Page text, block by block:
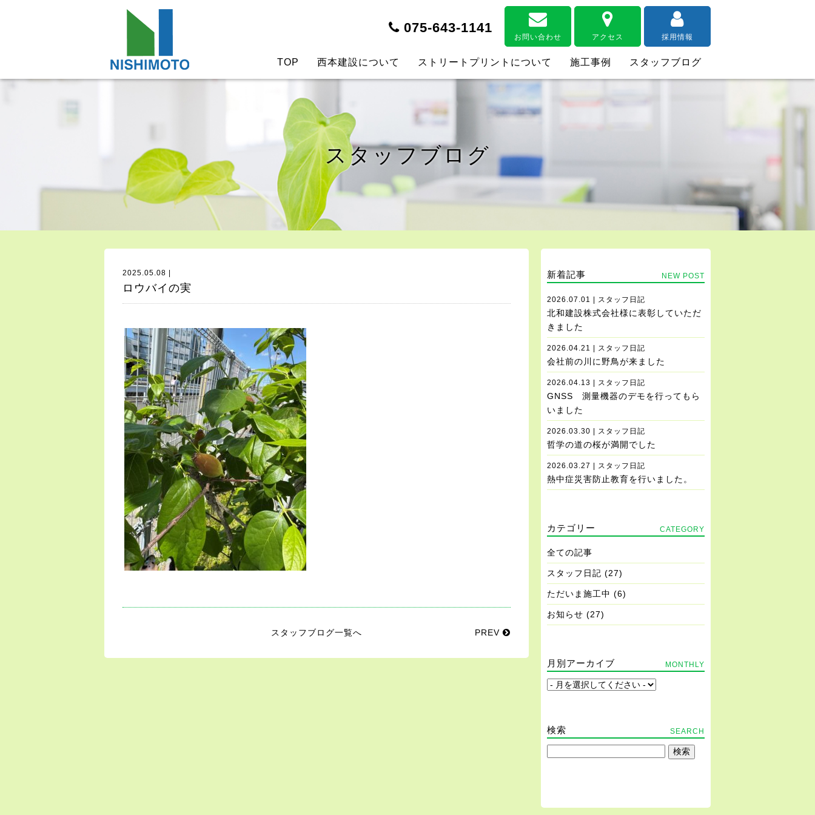
075-643-1141
お問い合わせ アクセス 採用情報
TOP 西本建設について ストリートプリントについて 施工事例 スタッフブログ
スタッフブログ
2025.05.08 |
ロウバイの実
スタッフブログ一覧へ PREV
新着記事 NEW POST
2026.07.01 | スタッフ日記
北和建設株式会社様に表彰していただ
きました
2026.04.21 | スタッフ日記
会社前の川に野鳥が来ました
2026.04.13 | スタッフ日記
GNSS 測量機器のデモを行ってもら
いました
2026.03.30 | スタッフ日記
哲学の道の桜が満開でした
2026.03.27 | スタッフ日記
熱中症災害防止教育を行いました。
カテゴリー CATEGORY
全ての記事
スタッフ日記 (27)
ただいま施工中 (6)
お知らせ (27)
月別アーカイブ MONTHLY
検索 SEARCH